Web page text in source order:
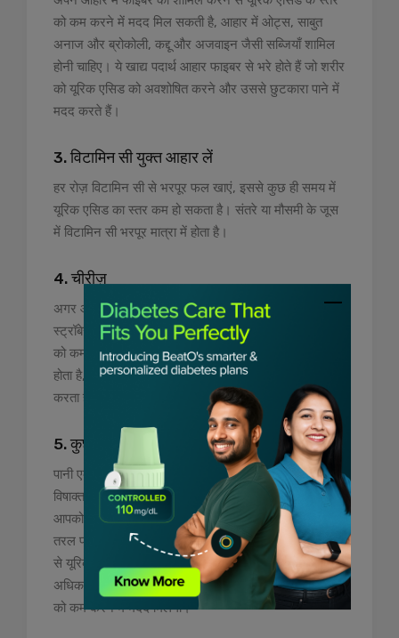
को कम करने में मदद मिल सकती है, आहार में ओट्स, साबुत
अनाज और ब्रोकोली, कद्दू और अजवाइन जैसी सब्जियाँ शामिल
होनी चाहिए। ये खाद्य पदार्थ आहार फाइबर से भरे होते हैं जो शरीर
को यूरिक एसिड को अवशोषित करने और उससे छुटकारा पाने में
मदद करते हैं।
3. विटामिन सी युक्त आहार लें
हर रोज़ विटामिन सी से भरपूर फल खाएं, इससे कुछ ही समय में
यूरिक एसिड का स्तर कम हो सकता है। संतरे या मौसमी के जूस
में विटामिन सी भरपूर मात्रा में होता है।
4. चीरीज़
अगर आपके शरीर में यूरिक एसिड का स्तर अधिक है तो
स्ट्रॉबेरी, ब्लूबेरी, रास्पबेरी आदि सभी बेरीज खाएं, जिनमें सूजन
को कम करने के गुण होते हैं। साथ ही, इनमें बहुत सारा फाइबर
होता है, जो रक्त में यूरिक एसिड के स्तर को कम करने में मदद
करता है।
5. कुछ तरल पदार्थ या अधिक मात्रा में पानी लें
पानी एक प्राकृतिक क्लींजर और शरीर का तरल पदार्थ है जो
विषाक्त पदार्थों से छुटकारा पाने में मदद करता है। इसलिए,
आपको हर दिन कम से कम 10-12 गिलास पानी पीना चाहिए।
तरल पदार्थ भी सहायक होते हैं क्योंकि वे मूत्र के माध्यम से शरीर
से यूरिक एसिड को बाहर निकालने में मदद करते हैं। इसलिए,
अधिक तरल पदार्थ (जूस) और पानी पीने से यूरिक एसिड के स्तर
को कम करने में मदद मिलेगी।